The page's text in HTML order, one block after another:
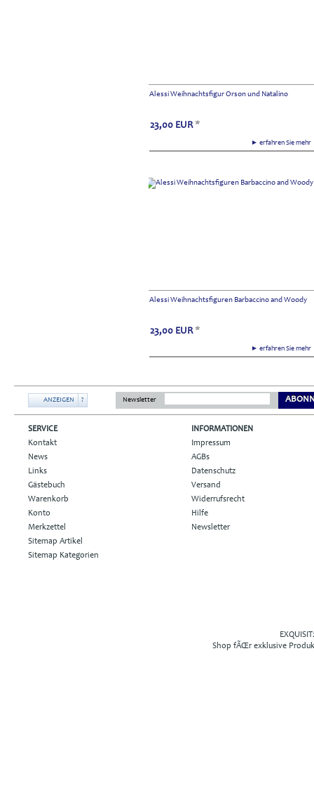
Alessi Weihnachtsfigur Orson und Natalino
► erfahren Sie
23,00 EUR *
Alessi Weihnachtsfiguren Barbaccino and Woody
► erfahren Sie
23,00 EUR *
ANZEIGEN ? Newsletter
SERVICE
Kontakt
News
Links
Gästebuch
Warenkorb
Konto
Merkzettel
Sitemap Artikel
Sitemap Kategorien
INFORMATIONEN
Impressum
AGBs
Datenschutz
Versand
Widerrufsrecht
Hilfe
Newsletter
Shop fÃŒr exklusive